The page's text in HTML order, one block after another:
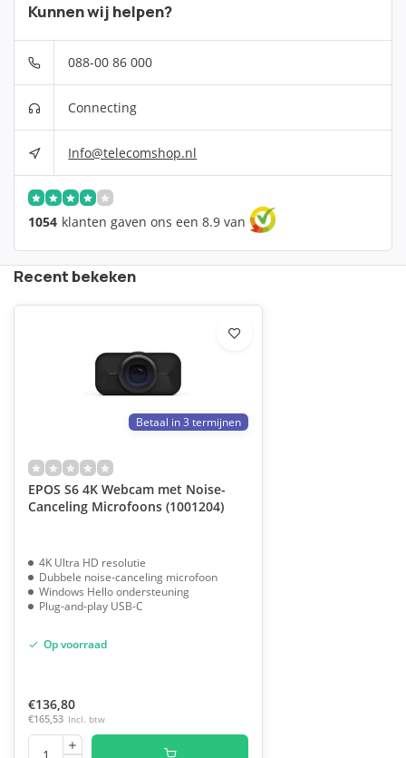
Kunnen wij helpen?
088-00 86 000
Connecting
Info@telecomshop.nl
1054 klanten gaven ons een 8.9 van
Recent bekeken
Betaal in 3 termijnen
EPOS S6 4K Webcam met Noise-
Canceling Microfoons (1001204)
4K Ultra HD resolutie
Dubbele noise-canceling microfoon
Windows Hello ondersteuning
Plug-and-play USB-C
Op voorraad
€136,80
€165,53 Incl. btw